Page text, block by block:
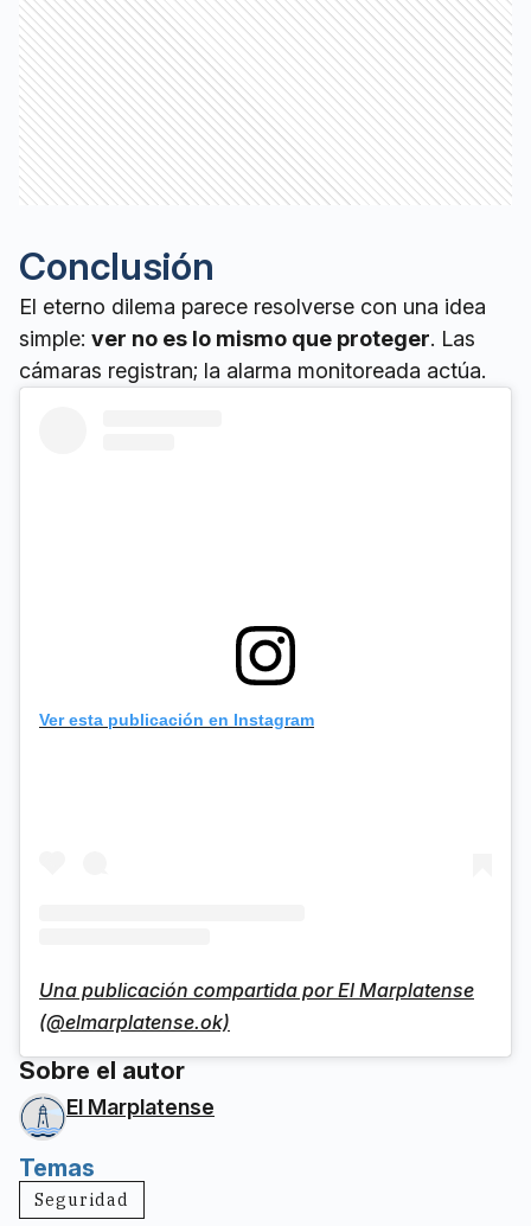
Conclusión
El eterno dilema parece resolverse con una idea
simple: ver no es lo mismo que proteger. Las
cámaras registran; la alarma monitoreada actúa.
Ver esta publicación en Instagram
Una publicación compartida por El Marplatense
(@elmarplatense.ok)
Sobre el autor
El Marplatense
Temas
Seguridad